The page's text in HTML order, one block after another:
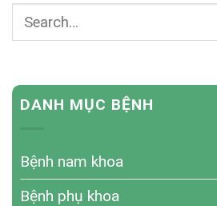
DANH MỤC BỆNH
Bệnh nam khoa
Bệnh phụ khoa